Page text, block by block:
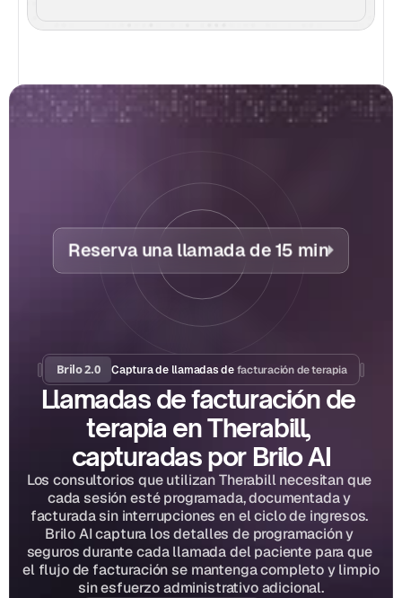
Brilo 2.0 Captura de llamadas de facturación de terapia
Llamadas de facturación de
terapia en Therabill,
capturadas por Brilo AI
Los consultorios que utilizan Therabill necesitan que
cada sesión esté programada, documentada y
facturada sin interrupciones en el ciclo de ingresos.
Brilo AI captura los detalles de programación y
seguros durante cada llamada del paciente para que
el flujo de facturación se mantenga completo y limpio
sin esfuerzo administrativo adicional.
Reserva una llamada de 15 min